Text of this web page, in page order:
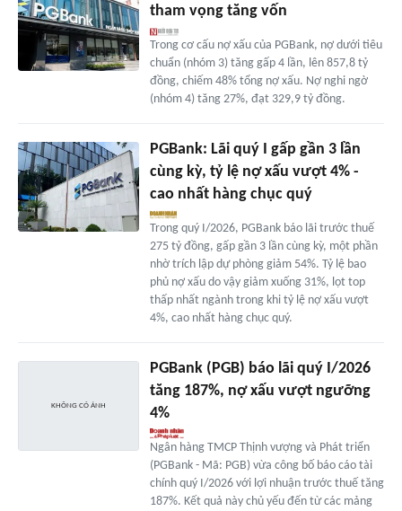
tham vọng tăng vốn
Trong cơ cấu nợ xấu của PGBank, nợ dưới tiêu
chuẩn (nhóm 3) tăng gấp 4 lần, lên 857,8 tỷ
đồng, chiếm 48% tổng nợ xấu. Nợ nghi ngờ
(nhóm 4) tăng 27%, đạt 329,9 tỷ đồng.
PGBank: Lãi quý I gấp gần 3 lần
cùng kỳ, tỷ lệ nợ xấu vượt 4% -
cao nhất hàng chục quý
Trong quý I/2026, PGBank báo lãi trước thuế
275 tỷ đồng, gấp gần 3 lần cùng kỳ, một phần
nhờ trích lập dự phòng giảm 54%. Tỷ lệ bao
phủ nợ xấu do vậy giảm xuống 31%, lọt top
thấp nhất ngành trong khi tỷ lệ nợ xấu vượt
4%, cao nhất hàng chục quý.
PGBank (PGB) báo lãi quý I/2026
tăng 187%, nợ xấu vượt ngưỡng
4%
Ngân hàng TMCP Thịnh vượng và Phát triển
(PGBank - Mã: PGB) vừa công bố báo cáo tài
chính quý I/2026 với lợi nhuận trước thuế tăng
187%. Kết quả này chủ yếu đến từ các mảng